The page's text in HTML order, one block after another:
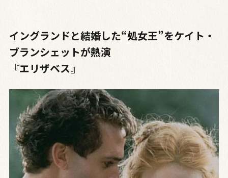
イングランドと結婚した“処女王”をケイト・
ブランシェットが熱演
『エリザベス』